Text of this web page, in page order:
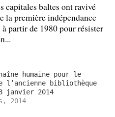
capitales baltes ont ravivé
la première indépendance
partir de 1980 pour résister
humaine pour le
bibliothèque
janvier 2014
2014